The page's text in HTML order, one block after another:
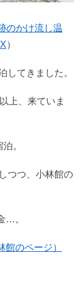
のかけ流し温
X）
してきました。
上、来ていま
。
つつ、小林館の
…。
のページ）